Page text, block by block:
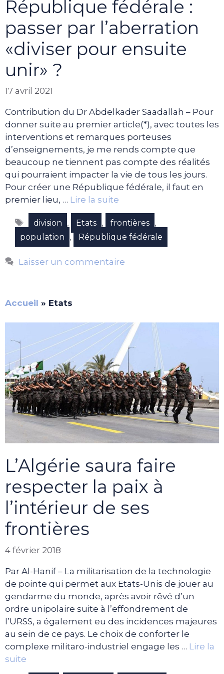
République fédérale :
passer par l’aberration
«diviser pour ensuite
unir» ?
17 avril 2021
Contribution du Dr Abdelkader Saadallah – Pour
donner suite au premier article(*), avec toutes les
interventions et remarques porteuses
d’enseignements, je me rends compte que
beaucoup ne tiennent pas compte des réalités
qui pourraient impacter la vie de tous les jours.
Pour créer une République fédérale, il faut en
premier lieu, … Lire la suite
Étiquettes
division , Etats , frontières ,
population , République fédérale
Laisser un commentaire
Accueil » Etats
L’Algérie saura faire
respecter la paix à
l’intérieur de ses
frontières
4 février 2018
Par Al-Hanif – La militarisation de la technologie
de pointe qui permet aux Etats-Unis de jouer au
gendarme du monde, après avoir rêvé d’un
ordre unipolaire suite à l’effondrement de
l’URSS, a également eu des incidences majeures
au sein de ce pays. Le choix de conforter le
complexe militaro-industriel engage les … Lire la
suite